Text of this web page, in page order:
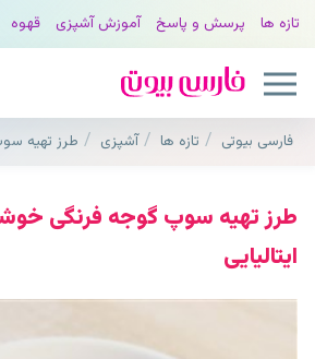
تازه ها پرسش و پاسخ آموزش آشپزی قهوه
فارسی بیوتی تازه ها آشپزی طرز تهیه
طرز تهیه سوپ گوجه فرنگی
ایتالیایی